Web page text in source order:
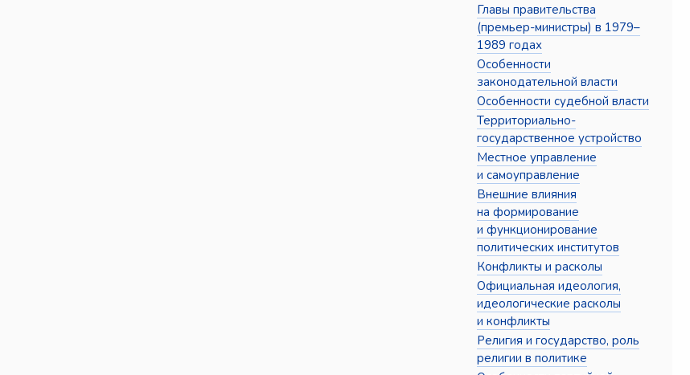
Главы правительства
(премьер-министры) в 1979–
1989 годах
Особенности
законодательной власти
Особенности судебной власти
Территориально-
государственное устройство
Местное управление
и самоуправление
Внешние влияния
на формирование
и функционирование
политических институтов
Конфликты и расколы
Официальная идеология,
идеологические расколы
и конфликты
Религия и государство, роль
религии в политике